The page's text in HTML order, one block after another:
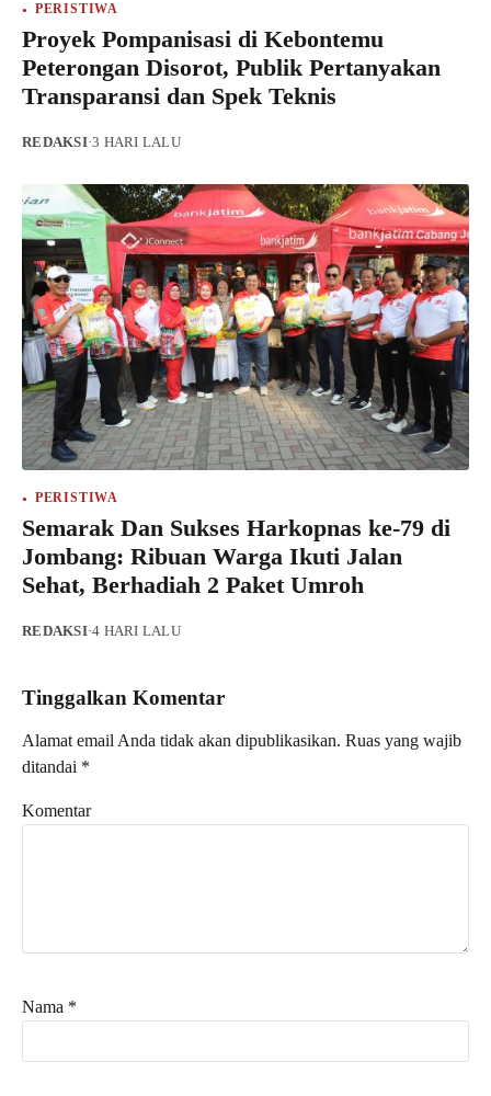
PERISTIWA
Proyek Pompanisasi di Kebontemu
Peterongan Disorot, Publik Pertanyakan
Transparansi dan Spek Teknis
REDAKSI·3 HARI LALU
PERISTIWA
Semarak Dan Sukses Harkopnas ke-79 di
Jombang: Ribuan Warga Ikuti Jalan
Sehat, Berhadiah 2 Paket Umroh
REDAKSI·4 HARI LALU
Tinggalkan Komentar
Alamat email Anda tidak akan dipublikasikan. Ruas yang wajib
ditandai *
Komentar
Nama *